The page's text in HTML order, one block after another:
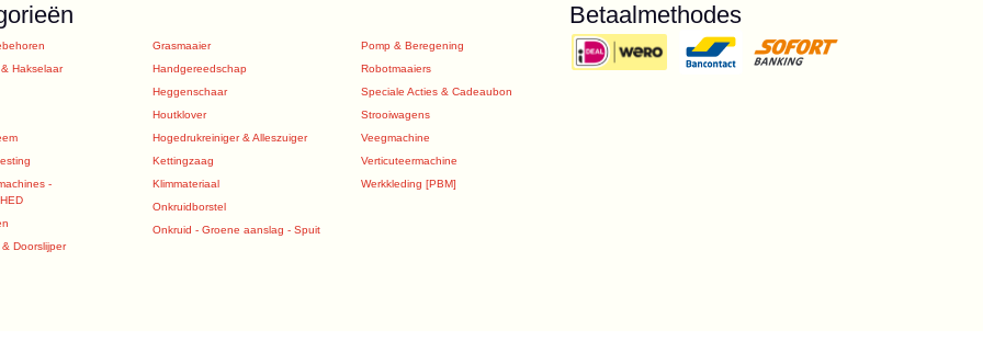
Hakselaar
-
Doorslijper
Grasmaaier
Handgereedschap
Heggenschaar
Houtklover
Hogedrukreiniger & Alleszuiger
Kettingzaag
Klimmateriaal
Onkruidborstel
Onkruid - Groene aanslag - Spuit
Pomp & Beregening
Robotmaaiers
Speciale Acties & Cadeaubon
Strooiwagens
Veegmachine
Verticuteermachine
Werkkleding [PBM]
Betaalmethodes